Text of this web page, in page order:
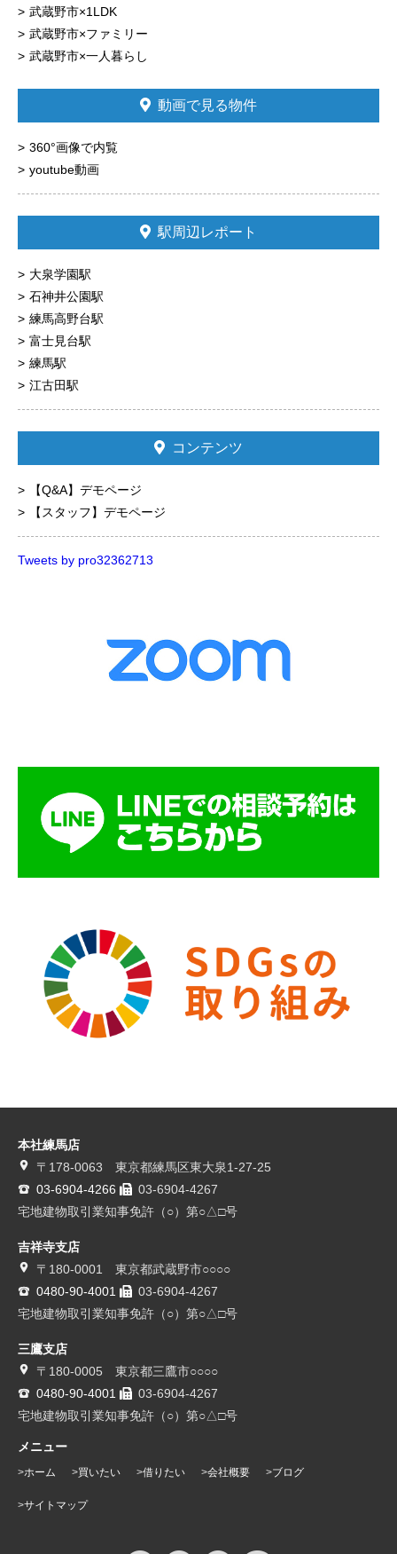
武蔵野市×1LDK
武蔵野市×ファミリー
武蔵野市×一人暮らし
動画で見る物件
360°画像で内覧
youtube動画
駅周辺レポート
大泉学園駅
石神井公園駅
練馬高野台駅
富士見台駅
練馬駅
江古田駅
コンテンツ
【Q&A】デモページ
【スタッフ】デモページ
Tweets by pro32362713
本社練馬店
〒178-0063 東京都練馬区東大泉1-27-25
03-6904-4266
03-6904-4267
宅地建物取引業知事免許（○）第○△□号
吉祥寺支店
〒180-0001 東京都武蔵野市○○○○
0480-90-4001
03-6904-4267
宅地建物取引業知事免許（○）第○△□号
三鷹支店
〒180-0005 東京都三鷹市○○○○
0480-90-4001
03-6904-4267
宅地建物取引業知事免許（○）第○△□号
メニュー
ホーム 買いたい 借りたい 会社概要 ブログ
サイトマップ